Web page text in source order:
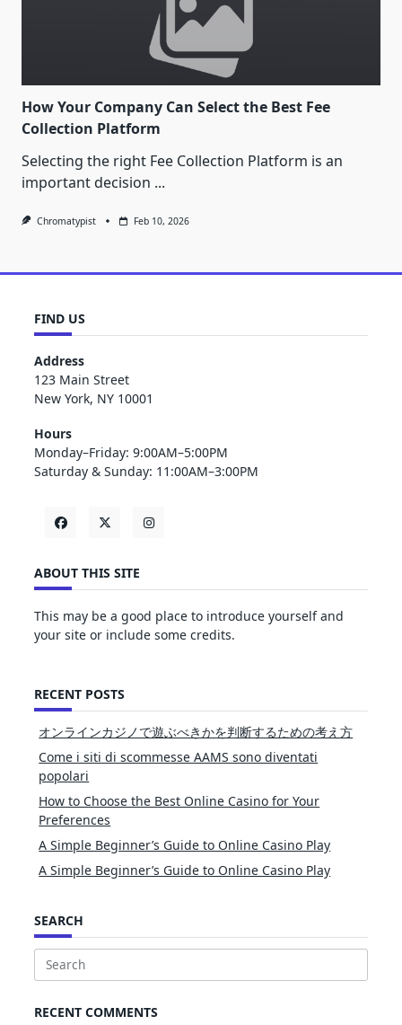
How Your Company Can Select the Best Fee
Collection Platform
Selecting the right Fee Collection Platform is an
important decision ...
Chromatypist Feb 10, 2026
FIND US
Address
123 Main Street
New York, NY 10001
Hours
Monday–Friday: 9:00AM–5:00PM
Saturday & Sunday: 11:00AM–3:00PM
ABOUT THIS SITE
This may be a good place to introduce yourself and
your site or include some credits.
RECENT POSTS
オンラインカジノで遊ぶべきかを判断するための考え方
Come i siti di scommesse AAMS sono diventati
popolari
How to Choose the Best Online Casino for Your
Preferences
A Simple Beginner’s Guide to Online Casino Play
A Simple Beginner’s Guide to Online Casino Play
SEARCH
Search
RECENT COMMENTS